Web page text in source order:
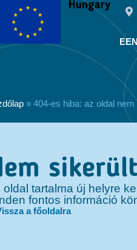
» 404-es hiba: az oldal nem
oldal tartalma új helyre
fontos információ
a főoldalra